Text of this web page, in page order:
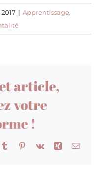
| Apprentissage,
article,
votre
!
TumblrPinterest
Vk Xing Email